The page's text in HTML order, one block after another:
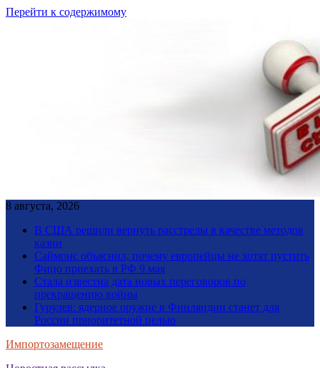
Перейти к содержимому
8 августа, 2026
В США решили вернуть расстрелы в качестве методов
казни
Саймонс объяснил, почему европейцы не хотят пустить
Фицо приехать в РФ 9 мая
Стала известна дата новых переговоров по
прекращению войны
Гурулев: ядерное оружие в Финляндии станет для
России приоритетной целью
Импортозамещение